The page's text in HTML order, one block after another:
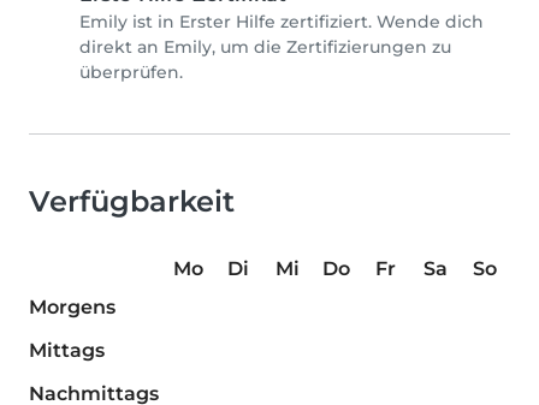
Emily ist in Erster Hilfe zertifiziert. Wende dich
direkt an Emily, um die Zertifizierungen zu
überprüfen.
Verfügbarkeit
Mo Di Mi Do Fr Sa
So
Morgens
Mittags
Nachmittags